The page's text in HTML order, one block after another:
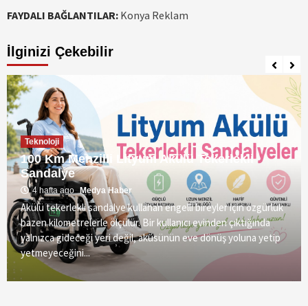
FAYDALI BAĞLANTILAR: Konya Reklam
İlginizi Çekebilir
Teknoloji
100 Km Menzilli Lityum Akülü Tekerlekli
Sandalye
4 hafta ago Medya Haber
Akülü tekerlekli sandalye kullanan engelli bireyler için özgürlük
bazen kilometrelerle ölçülür. Bir kullanıcı evinden çıktığında
yalnızca gideceği yeri değil, aküsünün eve dönüş yoluna yetip
yetmeyeceğini...